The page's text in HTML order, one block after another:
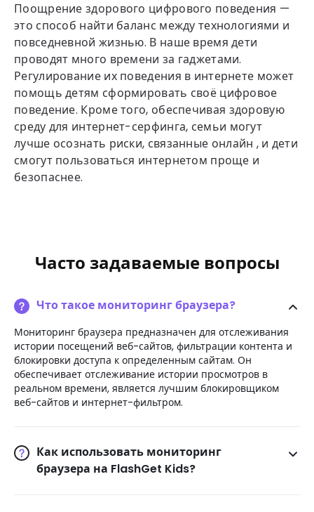
Поощрение здорового цифрового поведения —
это способ найти баланс между технологиями и
повседневной жизнью. В наше время дети
проводят много времени за гаджетами.
Регулирование их поведения в интернете может
помощь детям сформировать своё цифровое
поведение. Кроме того, обеспечивая здоровую
среду для интернет-серфинга, семьи могут
лучше осознать риски, связанные онлайн , и дети
смогут пользоваться интернетом проще и
безопаснее.
Часто задаваемые вопросы
Что такое мониторинг браузера?
Мониторинг браузера предназначен для отслеживания
истории посещений веб-сайтов, фильтрации контента и
блокировки доступа к определенным сайтам. Он
обеспечивает отслеживание истории просмотров в
реальном времени, является лучшим блокировщиком
веб-сайтов и интернет-фильтром.
Как использовать мониторинг
браузера на FlashGet Kids?
нажать «Безопасность браузера», чтобы настроить веб-